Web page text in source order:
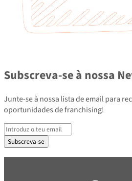
Subscreva-se à nossa
Junte-se à nossa lista de email para
oportunidades de franchising!
Subscreva-se